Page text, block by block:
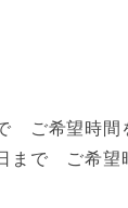
ご希望時間
で ご希望